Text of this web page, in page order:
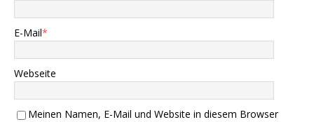
E-Mail*
Webseite
Meinen Namen, E-Mail und Website in diesem Browser